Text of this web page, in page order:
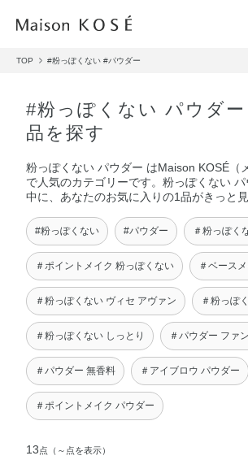
TOP #粉っぽくない #パウダー
#粉っぽくない パウダ
品を探す
粉っぽくない パウダー はMaison KOSÉ（
で人気のカテゴリーです。粉っぽくない
中に、あなたのお気に入りの1品がきっと見
#粉っぽくない #パウダー ＃粉っぽく
＃ポイントメイク 粉っぽくない ＃ベース
＃粉っぽくない ヴィセ アヴァン ＃粉っぽ
＃粉っぽくない しっとり ＃パウダー ファ
＃パウダー 無香料 ＃アイブロウ パウダー
＃ポイントメイク パウダー
13点 （～点を表示）